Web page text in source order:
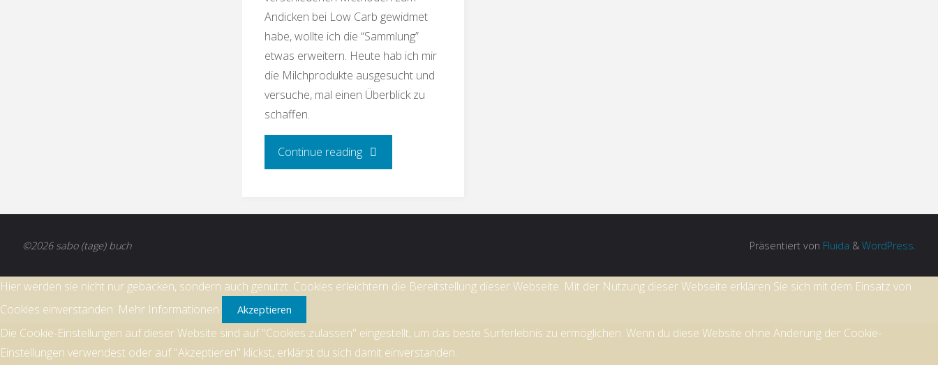
Andicken bei Low Carb gewidmet
habe, wollte ich die “Sammlung”
etwas erweitern. Heute hab ich mir
die Milchprodukte ausgesucht und
versuche, mal einen Überblick zu
schaffen.
Continue reading"Milchprodukte
Low
©2026 sabo (tage) buch Präsentiert von Fluida & WordPress.
Hier werden sie nicht nur gebacken, sondern auch genutzt. Cookies erleichtern die Bereitstellung dieser Webseite. Mit der Nutzung dieser Webseite erklären Sie sich mit dem Einsatz von
Cookies einverstanden. Mehr Informationen Akzeptieren
Die Cookie-Einstellungen auf dieser Website sind auf "Cookies zulassen" eingestellt, um das beste Surferlebnis zu ermöglichen. Wenn du diese Website ohne Änderung der Cookie-
Einstellungen verwendest oder auf "Akzeptieren" klickst, erklärst du sich damit einverstanden.